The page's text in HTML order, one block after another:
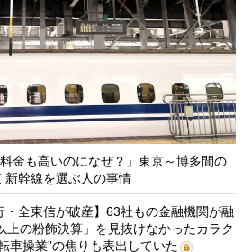
金も高いのになぜ？」東京～博多間の
新幹線を選ぶ人の事情
・全東信が破産】63社もの金融機関が融
上の粉飾決算」を見抜けなかったカラク
車操業”の焦りも表出していた